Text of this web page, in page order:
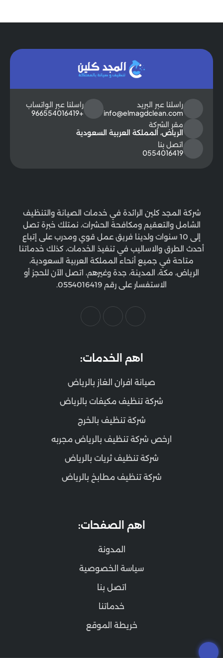
راسلنا عبر البريد
info@elmagdclean.com
راسلنا عبر الواتساب
+966554016419
مقر الشركة
الرياض، المملكة العربية السعودية
اتصل بنا
0554016419
شركة المجد كلين الرائدة في خدمات الصيانة والتنظيف
الشامل والتعقيم ومكافحة الحشرات، نمتلك خبرة تصل
إلى 10 سنوات ولدينا فريق عمل قوي ومدرب على إتباع
أحدث الطرق والاساليب في تنفيذ الخدمات، كذلك خدماتنا
متاحة في جميع أنحاء المملكة العربية السعودية،
الرياض، مكة، المدينة، جدة وغيرهم، اتصل الآن للحجز أو
الاستفسار على رقم 0554016419.
اهم الخدمات:
صيانة افران الغاز بالرياض
شركة تنظيف مكيفات بالرياض
شركة تنظيف بالخرج
ارخص شركة تنظيف بالرياض مجربه
شركة تنظيف ثريات بالرياض
شركة تنظيف مطابخ بالرياض
اهم الصفحات:
المدونة
سياسة الخصوصية
اتصل بنا
خدماتنا
خريطة الموقع